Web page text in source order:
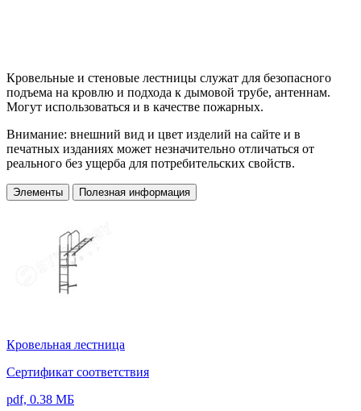
Кровельные и стеновые лестницы служат для безопасного
подъема на кровлю и подхода к дымовой трубе, антеннам.
Могут использоваться и в качестве пожарных.
Внимание: внешний вид и цвет изделий на сайте и в
печатных изданиях может незначительно отличаться от
реального без ущерба для потребительских свойств.
Элементы Полезная информация
Кровельная лестница
Сертификат соответствия
pdf, 0.38 МБ